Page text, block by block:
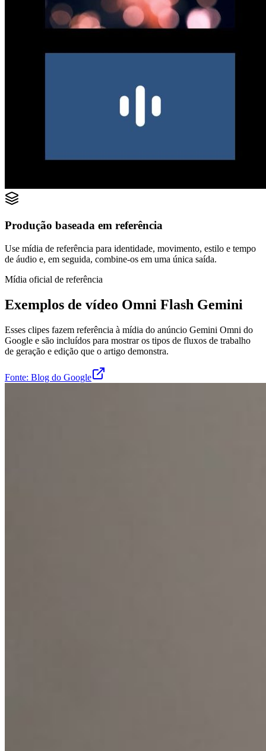
Produção baseada em referência
Use mídia de referência para identidade, movimento, estilo e tempo
de áudio e, em seguida, combine-os em uma única saída.
Mídia oficial de referência
Exemplos de vídeo Omni Flash Gemini
Esses clipes fazem referência à mídia do anúncio Gemini Omni do
Google e são incluídos para mostrar os tipos de fluxos de trabalho
de geração e edição que o artigo demonstra.
Fonte: Blog do Google